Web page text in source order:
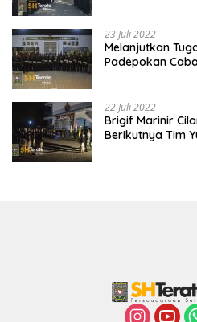
23 Juli 2022
Melanjutkan
Padepokan
22 Juli 2022
Brigif Marinir
Berikutnya Tim